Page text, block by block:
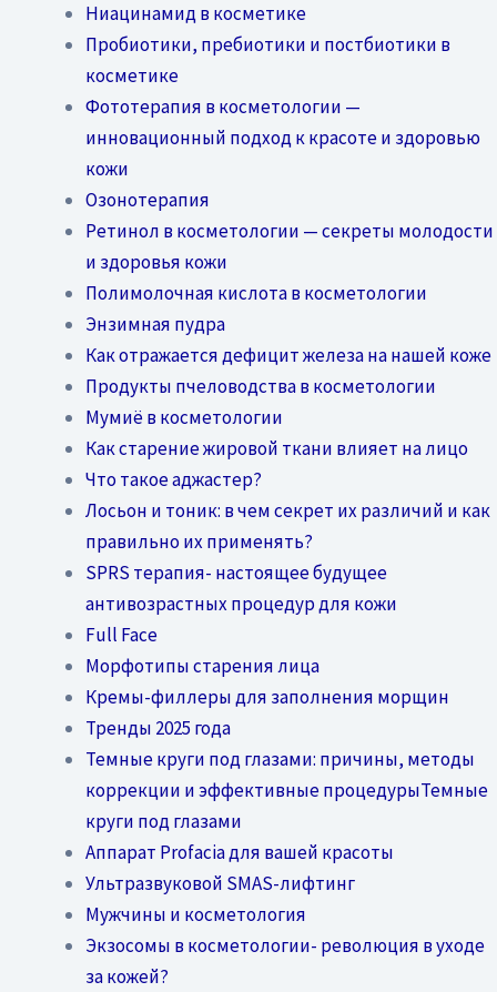
Ниацинамид в косметике
Пробиотики, пребиотики и постбиотики в
косметике
Фототерапия в косметологии —
инновационный подход к красоте и здоровью
кожи
Озонотерапия
Ретинол в косметологии — секреты молодости
и здоровья кожи
Полимолочная кислота в косметологии
Энзимная пудра
Как отражается дефицит железа на нашей коже
Продукты пчеловодства в косметологии
Мумиё в косметологии
Как старение жировой ткани влияет на лицо
Что такое аджастер?
Лосьон и тоник: в чем секрет их различий и как
правильно их применять?
SPRS терапия- настоящее будущее
антивозрастных процедур для кожи
Full Face
Морфотипы старения лица
Кремы-филлеры для заполнения морщин
Тренды 2025 года
Темные круги под глазами: причины, методы
коррекции и эффективные процедурыТемные
круги под глазами
Аппарат Profacia для вашей красоты
Ультразвуковой SMAS-лифтинг
Мужчины и косметология
Экзосомы в косметологии- революция в уходе
за кожей?